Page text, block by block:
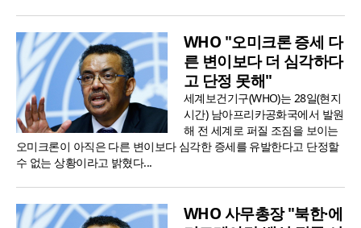
WHO "오미크론 증세 다
른 변이보다 더 심각하다
고 단정 못해"
세계보건기구(WHO)는 28일(현지
시간) 남아프리카공화국에서 발원
해 전 세계로 퍼질 조짐을 보이는
오미크론이 아직은 다른 변이보다 심각한 증세를 유발한다고 단정할
수 없는 상황이라고 밝혔다...
WHO 사무총장 "북한·에